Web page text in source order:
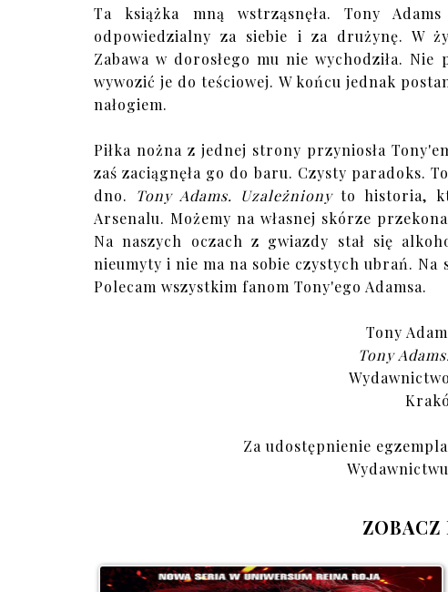
Ta książka mną wstrząsnęła. Tony
odpowiedzialny za siebie i za drużynę. W
Zabawa w dorosłego mu nie wychodziła.
wywozić je do teściowej. W końcu jednak
nałogiem.
Piłka nożna z jednej strony przyniosła
zaś zaciągnęła go do baru. Czysty paradoks.
dno. Tony Adams. Uzależnionyto historia,
Arsenalu. Możemy na własnej skórze
Na naszych oczach z gwiazdy stał się
nieumyty i nie ma na sobie czystych ubrań. Na
Polecam wszystkim fanom Tony'ego Adamsa.
Tony
Tony
Za udostępnienie
ZOBACZ